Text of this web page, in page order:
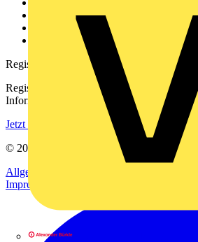
Downloadbereich (PDFs)
Häufig gestellte Fragen
voltimum.com
Registrierung
Registrieren Sie sich kostenlos und
Informationen aus der Elektroindustrie.
Jetzt registrieren
© 2002-
Allgemeine Geschäftsbedingungen
Impressum